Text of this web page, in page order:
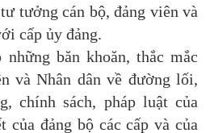
tưởng cán bộ, đảng viên và
cấp ủy đảng.
băn khoăn, thắc mắc
và Nhân dân về đường lối,
chính sách, pháp luật của
của đảng bộ các cấp và của